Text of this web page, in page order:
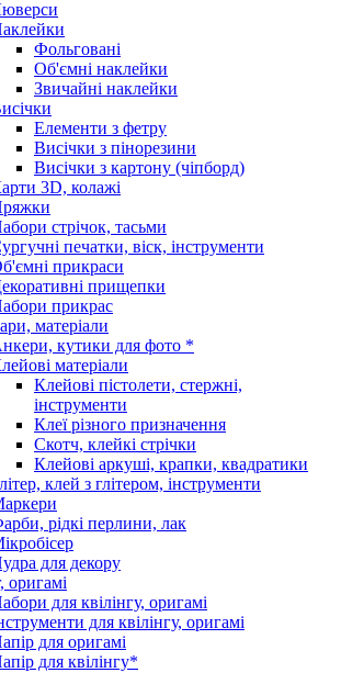
Фольговані
Об'ємні наклейки
Звичайні наклейки
Елементи з фетру
Висічки з пінорезини
Висічки з картону (чіпборд)
3D, колажі
стрічок, тасьми
печатки, віск, інструменти
прикраси
прищепки
прикрас
матеріали
кутики для фото *
матеріали
Клейові пістолети, стержні,
інструменти
Клеї різного призначення
Скотч, клейкі стрічки
Клейові аркуші, крапки, квадратики
клей з глітером, інструменти
рідкі перлини, лак
для декору
оригамі
для квілінгу, оригамі
для квілінгу, оригамі
для оригамі
для квілінгу*